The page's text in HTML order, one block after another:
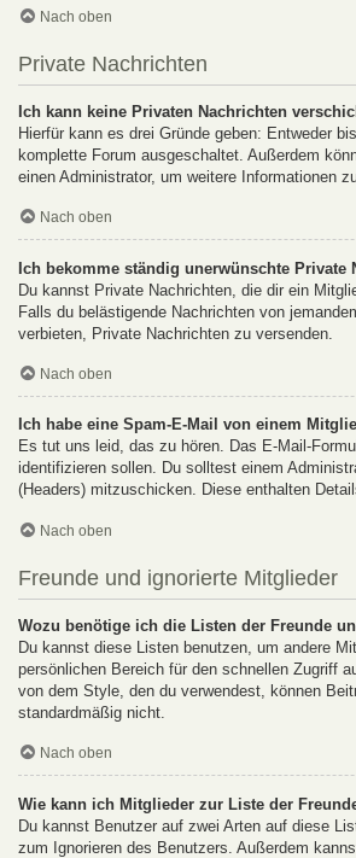
Nach oben
Private Nachrichten
Ich kann keine Privaten Nachrichten
Hierfür kann es drei Gründe geben: Entweder
komplette Forum ausgeschaltet. Außerdem
einen Administrator, um weitere Informationen
Nach oben
Ich bekomme ständig unerwünschte Private
Du kannst Private Nachrichten, die dir ein
Falls du belästigende Nachrichten von
verbieten, Private Nachrichten zu versenden.
Nach oben
Ich habe eine Spam-E-Mail von einem
Es tut uns leid, das zu hören. Das E-Mail-
identifizieren sollen. Du solltest einem
(Headers) mitzuschicken. Diese enthalten
Nach oben
Freunde und ignorierte Mitglieder
Wozu benötige ich die Listen der Freunde
Du kannst diese Listen benutzen, um andere
persönlichen Bereich für den schnellen Zugriff
von dem Style, den du verwendest, können
standardmäßig nicht.
Nach oben
Wie kann ich Mitglieder zur Liste der
Du kannst Benutzer auf zwei Arten auf diese
zum Ignorieren des Benutzers. Außerdem